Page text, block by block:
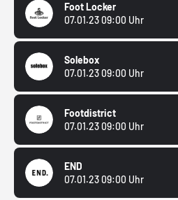
Foot Locker
07.01.23 09:00 Uhr
Solebox
07.01.23 09:00 Uhr
Footdistrict
07.01.23 09:00 Uhr
END
07.01.23 09:00 Uhr